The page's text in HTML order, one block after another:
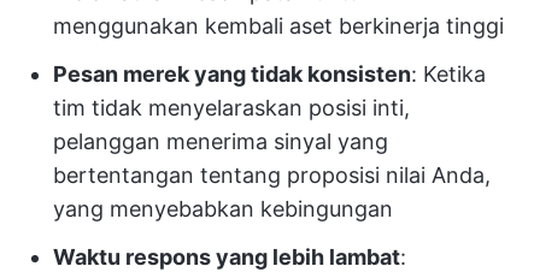
menggunakan kembali aset berkinerja tinggi
Pesan merek yang tidak konsisten: Ketika
tim tidak menyelaraskan posisi inti,
pelanggan menerima sinyal yang
bertentangan tentang proposisi nilai Anda,
yang menyebabkan kebingungan
Waktu respons yang lebih lambat: